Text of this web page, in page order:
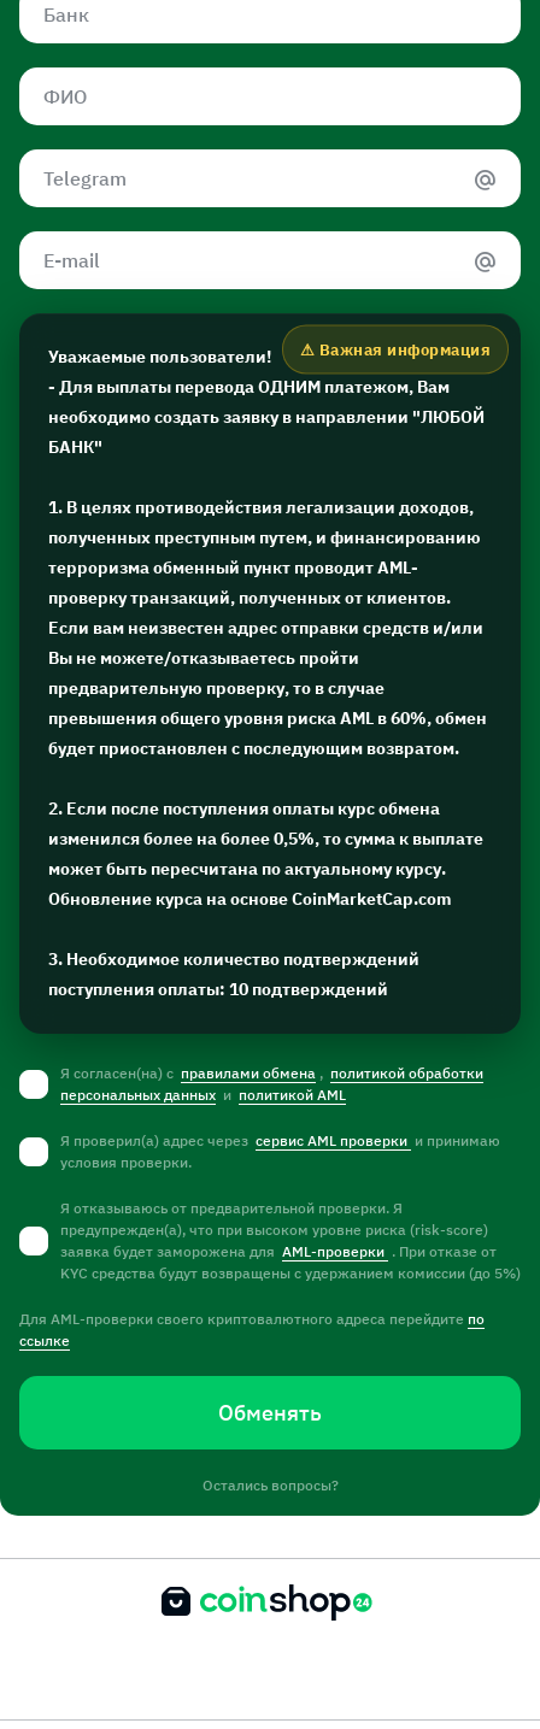
Уважаемые пользователи!
- Для выплаты перевода ОДНИМ платежом, Вам
необходимо создать заявку в направлении "ЛЮБОЙ
БАНК"
1. В целях противодействия легализации доходов,
полученных преступным путем, и финансированию
терроризма обменный пункт проводит AML-
проверку транзакций, полученных от клиентов.
Если вам неизвестен адрес отправки средств и/или
Вы не можете/отказываетесь пройти
предварительную проверку, то в случае
превышения общего уровня риска AML в 60%, обмен
будет приостановлен с последующим возвратом.
2. Если после поступления оплаты курс обмена
изменился более на более 0,5%, то сумма к выплате
может быть пересчитана по актуальному курсу.
Обновление курса на основе CoinMarketCap.com
3. Необходимое количество подтверждений
поступления оплаты: 10 подтверждений
Я согласен(на) с правилами обмена , политикой обработки
персональных данных и политикой AML
Я проверил(а) адрес через сервис AML проверки и принимаю
условия проверки.
Я отказываюсь от предварительной проверки. Я
предупрежден(а), что при высоком уровне риска (risk-score)
заявка будет заморожена для AML-проверки . При отказе от
KYC средства будут возвращены с удержанием комиссии (до 5%)
Для AML-проверки своего криптовалютного адреса перейдите по
ссылке
Обменять
Остались вопросы?